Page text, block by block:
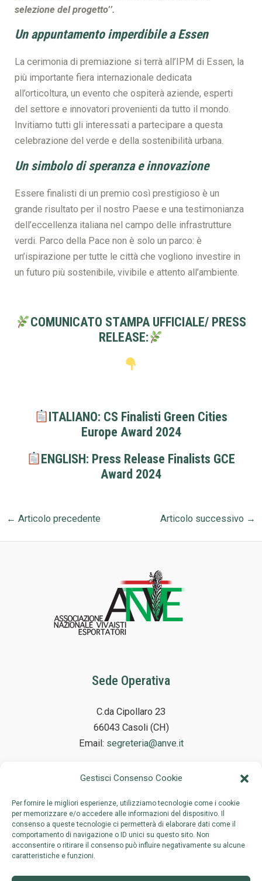
Gestisci Consenso Cookie
Per fornire le migliori esperienze, utilizziamo tecnologie come i cookie
per memorizzare e/o accedere alle informazioni del dispositivo. Il
consenso a queste tecnologie ci permetterà di elaborare dati come il
comportamento di navigazione o ID unici su questo sito. Non
acconsentire o ritirare il consenso può influire negativamente su alcune
caratteristiche e funzioni.
selezione del progetto’’.
Un appuntamento imperdibile a Essen
La cerimonia di premiazione si terrà all’IPM di Essen, la
più importante fiera internazionale dedicata
all’orticoltura, un evento che ospiterà aziende, esperti
del settore e innovatori provenienti da tutto il mondo.
Invitiamo tutti gli interessati a partecipare a questa
celebrazione del verde e della sostenibilità urbana.
Un simbolo di speranza e innovazione
Essere finalisti di un premio così prestigioso è un
grande risultato per il nostro Paese e una testimonianza
dell’eccellenza italiana nel campo delle infrastrutture
verdi. Parco della Pace non è solo un parco: è
un’ispirazione per tutte le città che vogliono investire in
un futuro più sostenibile, vivibile e attento all’ambiente.
COMUNICATO STAMPA UFFICIALE/ PRESS
RELEASE:
ITALIANO: CS Finalisti Green Cities
Europe Award 2024
ENGLISH: Press Release Finalists GCE
Award 2024
← Articolo precedente Articolo successivo →
Sede Operativa
C.da Cipollaro 23
66043 Casoli (CH)
Email: segreteria@anve.it
Sede Legale
Via Adelaide Ristori 38
00197 Roma